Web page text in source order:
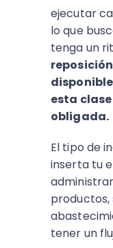
ejecutar
lo que
tenga un
esta
obligada.
El tipo de
inserta tu
tener un